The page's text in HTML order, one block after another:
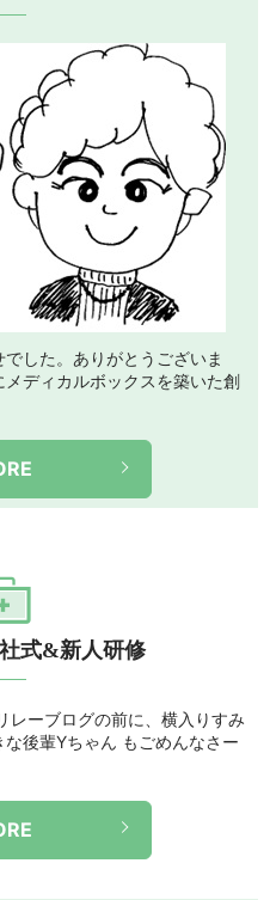
でした。ありがとうございま
ディカルボックスを築いた創
式&新人研修
レーブログの前に、横入りすみ
後輩Yちゃん もごめんなさー